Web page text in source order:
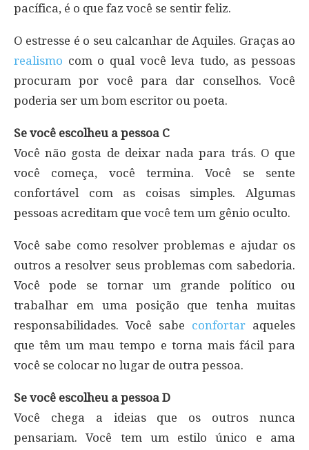
pacífica, é o que faz você se sentir feliz.
O estresse é o seu calcanhar de Aquiles. Graças ao
realismo com o qual você leva tudo, as pessoas
procuram por você para dar conselhos. Você
poderia ser um bom escritor ou poeta.
Se você escolheu a pessoa C
Você não gosta de deixar nada para trás. O que
você começa, você termina. Você se sente
confortável com as coisas simples. Algumas
pessoas acreditam que você tem um gênio oculto.
Você sabe como resolver problemas e ajudar os
outros a resolver seus problemas com sabedoria.
Você pode se tornar um grande político ou
trabalhar em uma posição que tenha muitas
responsabilidades. Você sabe confortar aqueles
que têm um mau tempo e torna mais fácil para
você se colocar no lugar de outra pessoa.
Se você escolheu a pessoa D
Você chega a ideias que os outros nunca
pensariam. Você tem um estilo único e ama